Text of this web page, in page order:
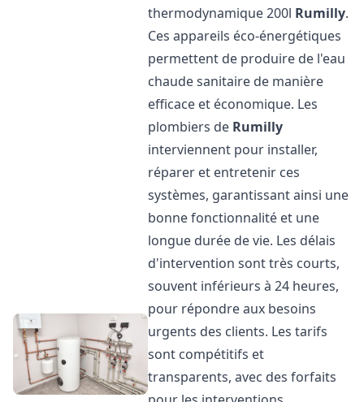
thermodynamique 200l Rumilly.
Ces appareils éco-énergétiques
permettent de produire de l'eau
chaude sanitaire de manière
efficace et économique. Les
plombiers de Rumilly
interviennent pour installer,
réparer et entretenir ces
systèmes, garantissant ainsi une
bonne fonctionnalité et une
longue durée de vie. Les délais
d'intervention sont très courts,
souvent inférieurs à 24 heures,
pour répondre aux besoins
urgents des clients. Les tarifs
sont compétitifs et
transparents, avec des forfaits